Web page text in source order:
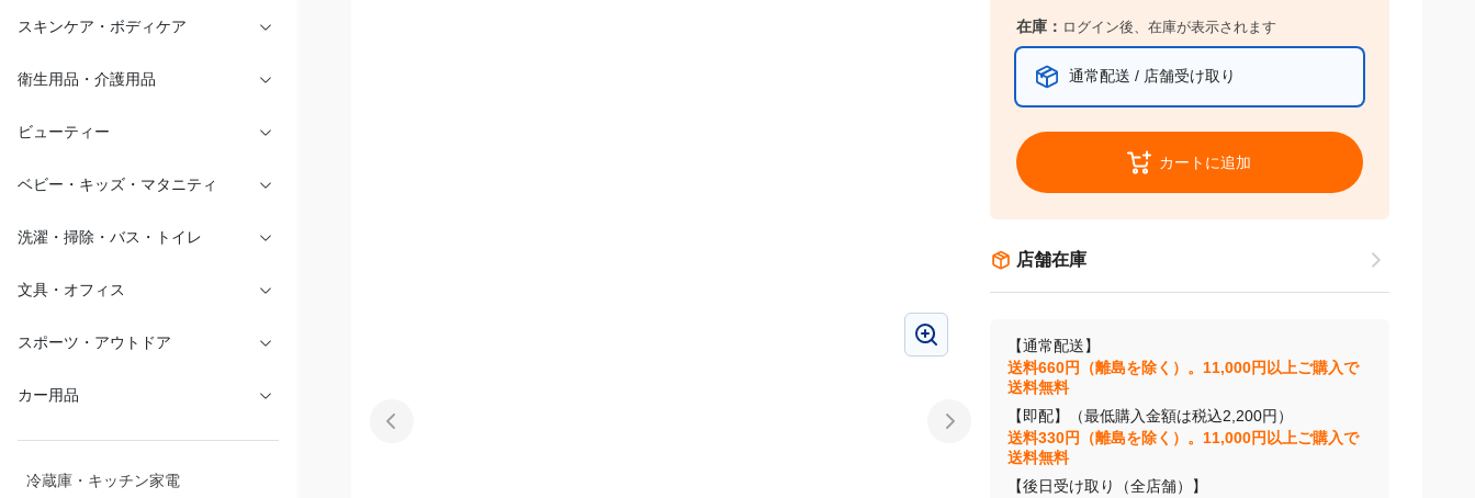
スキンケア・ボディケア
衛生用品・介護用品
ビューティー
ベビー・キッズ・マタニティ
洗濯・掃除・バス・トイレ
文具・オフィス
スポーツ・アウトドア
カー用品
冷蔵庫・キッチン家電
在庫： ログイン後、在庫が表示されます
通常配送 / 店舗受け取り
カートに追加
店舗在庫
【通常配送】
送料660円（離島を除く）。11,000円以上ご購入で
送料無料
【即配】（最低購入金額は税込2,200円）
送料330円（離島を除く）。11,000円以上ご購入で
送料無料
【後日受け取り（全店舗）】